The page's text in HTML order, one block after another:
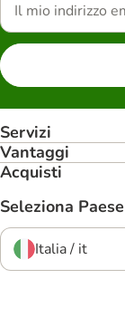
Servizi
Vantaggi
Acquisti
Seleziona Paese
Italia / it